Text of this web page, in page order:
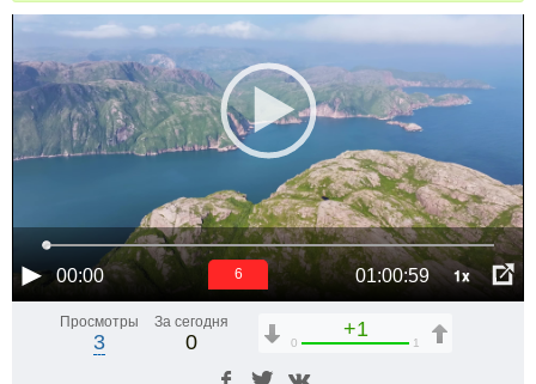
00:00 01:00:59 1x
6
Просмотры
3
За сегодня
0
+1
0 1